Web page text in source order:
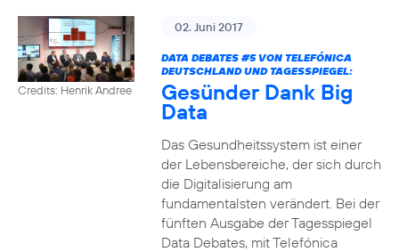
Credits: Henrik Andree
02. Juni 2017
DATA DEBATES #5VON TELEFÓNICA
DEUTSCHLAND UND TAGESSPIEGEL:
Gesünder Dank Big
Data
Das Gesundheitssystem ist einer
der Lebensbereiche, der sich durch
die Digitalisierung am
fundamentalsten verändert. Bei der
fünften Ausgabe der Tagesspiegel
Data Debates, mit Telefónica